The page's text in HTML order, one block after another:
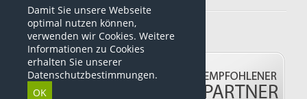
*alle Preise sind netto Preise
© 2012-2026 www.dropshipping-marktplatz.de
Damit Sie unsere Webseite
optimal nutzen können,
verwenden wir Cookies. Weitere
Informationen zu Cookies
erhalten Sie unserer
Datenschutzbestimmungen.
OK